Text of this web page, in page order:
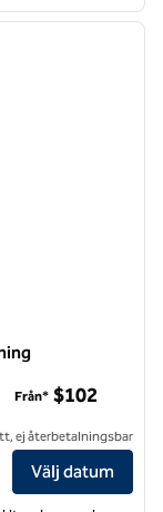
nästa
of Wake Forest
Från* $102
ej återbetalningsbar
Välj datum